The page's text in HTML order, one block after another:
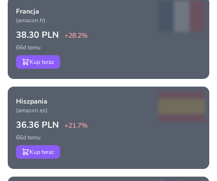
Francja
(amazon.fr)
38.30 PLN +28.2%
66d temu
Kup teraz
Hiszpania
(amazon.es)
36.36 PLN +21.7%
66d temu
Kup teraz